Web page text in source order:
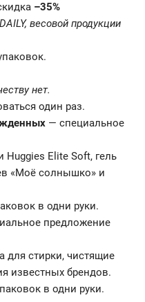
–35%
весовой продукции
нет.
один раз.
— специальное
Huggies Elite Soft, гель
«Моё солнышко» и
в одни руки.
предложение
для стирки, чистящие
известных брендов.
в одни руки.